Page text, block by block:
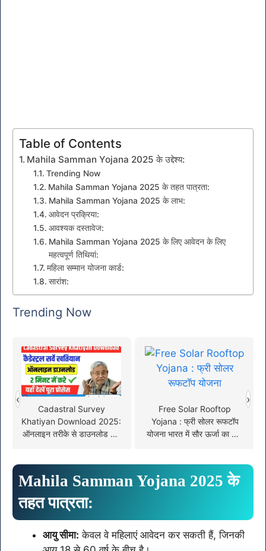
Table of Contents
Mahila Samman Yojana 2025 के उद्देश्य:
Trending Now
Mahila Samman Yojana 2025 के तहत पात्रता:
Mahila Samman Yojana 2025 के लाभ:
आवेदन प्रक्रिया:
आवश्यक दस्तावेज:
Mahila Samman Yojana 2025 के लिए आवेदन के लिए
महत्वपूर्ण तिथियां:
महिला सम्मान योजना कार्ड:
सारांश:
Trending Now
Cadastral Survey
Khatiyan Download 2025:
ऑनलाइन तरीके से डाउनलोड करें
Free Solar Rooftop
Yojana : फ्री सोलर रूफटॉप
योजना भारत में सौर ऊर्जा का लाभ
‹ ›
Mahila Samman Yojana 2025 के
तहत पात्रता:
आयु सीमा: केवल वे महिलाएं आवेदन कर सकती हैं, जिनकी